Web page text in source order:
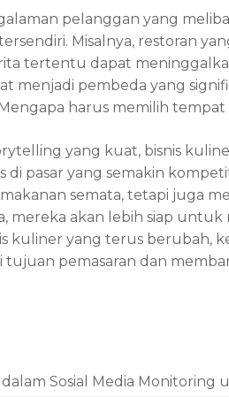
pelanggan yang
Misalnya, restoran
tertentu dapat
menjadi pembeda yang
harus memilih tempat
yang kuat, bisnis
di pasar yang semakin
semata, tetapi juga
mereka akan lebih siap untuk
kuliner yang terus berubah,
pemasaran dan
Sosial Media Monitoring